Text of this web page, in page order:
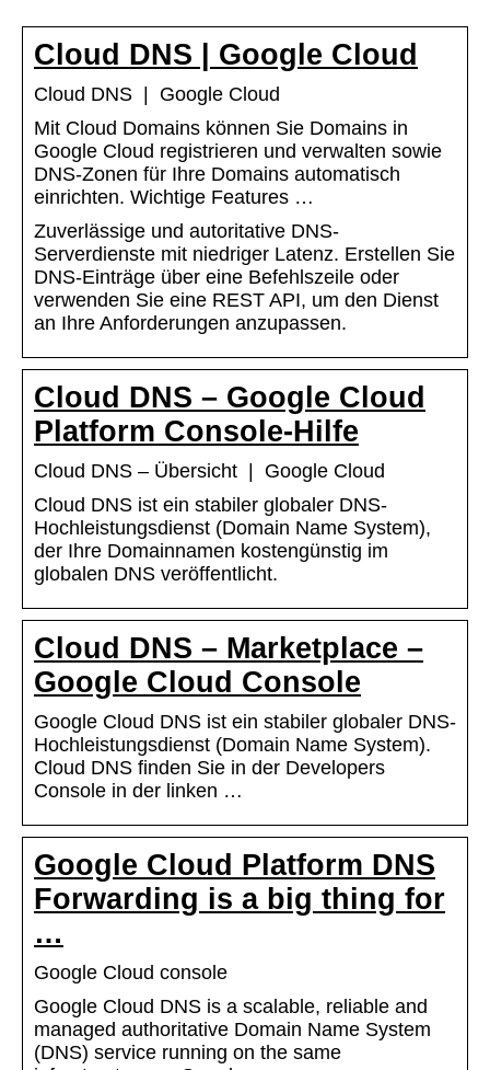
Cloud DNS | Google Cloud
Cloud DNS | Google Cloud
Mit Cloud Domains können Sie Domains in
Google Cloud registrieren und verwalten sowie
DNS-Zonen für Ihre Domains automatisch
einrichten. Wichtige Features …
Zuverlässige und autoritative DNS-
Serverdienste mit niedriger Latenz. Erstellen Sie
DNS-Einträge über eine Befehlszeile oder
verwenden Sie eine REST API, um den Dienst
an Ihre Anforderungen anzupassen.
Cloud DNS – Google Cloud
Platform Console-Hilfe
Cloud DNS – Übersicht | Google Cloud
Cloud DNS ist ein stabiler globaler DNS-
Hochleistungsdienst (Domain Name System),
der Ihre Domainnamen kostengünstig im
globalen DNS veröffentlicht.
Cloud DNS – Marketplace –
Google Cloud Console
Google Cloud DNS ist ein stabiler globaler DNS-
Hochleistungsdienst (Domain Name System).
Cloud DNS finden Sie in der Developers
Console in der linken …
Google Cloud Platform DNS
Forwarding is a big thing for
…
Google Cloud console
Google Cloud DNS is a scalable, reliable and
managed authoritative Domain Name System
(DNS) service running on the same